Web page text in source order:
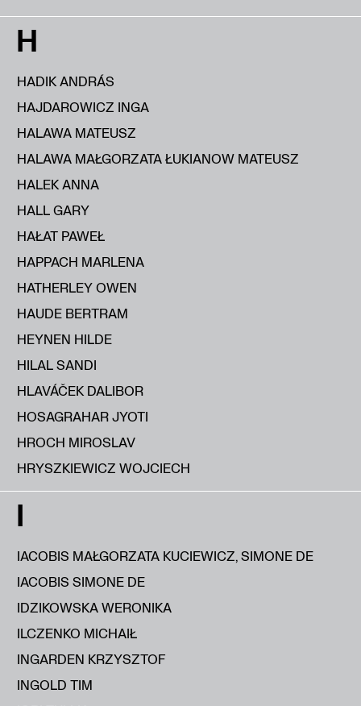
H
HADIK ANDRÁS
HAJDAROWICZ INGA
HALAWA MATEUSZ
HALAWA MAŁGORZATA ŁUKIANOW MATEUSZ
HALEK ANNA
HALL GARY
HAŁAT PAWEŁ
HAPPACH MARLENA
HATHERLEY OWEN
HAUDE BERTRAM
HEYNEN HILDE
HILAL SANDI
HLAVÁČEK DALIBOR
HOSAGRAHAR JYOTI
HROCH MIROSLAV
HRYSZKIEWICZ WOJCIECH
I
IACOBIS MAŁGORZATA KUCIEWICZ, SIMONE DE
IACOBIS SIMONE DE
IDZIKOWSKA WERONIKA
ILCZENKO MICHAIŁ
INGARDEN KRZYSZTOF
INGOLD TIM